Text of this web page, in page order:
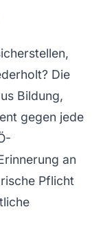
Die
Bildung,
gegen jede
an
Pflicht